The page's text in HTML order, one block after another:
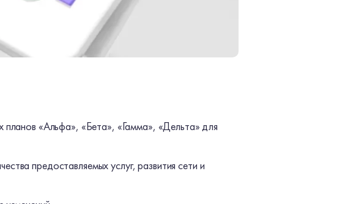
«Альфа», «Бета», «Гамма», «Дельта» для
предоставляемых услуг, развития сети и